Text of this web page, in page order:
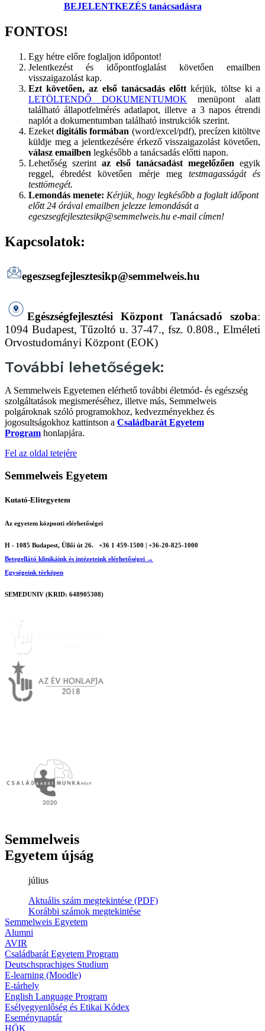
BEJELENTKEZÉS tanácsadásra
FONTOS!
Egy hétre előre foglaljon időpontot!
Jelentkezést és időpontfoglalást követően emailben
visszaigazolást kap.
Ezt követően, az első tanácsadás előttkérjük, töltse ki a
LETÖLTENDŐ DOKUMENTUMOK menüpont alatt
található állapotfelmérés adatlapot, illetve a 3 napos étrendi
naplót a dokumentumban található instrukciók szerint.
Ezeketdigitális formában (word/excel/pdf), precízen kitöltve
küldje meg a jelentkezésére érkező visszaigazolást követően,
válasz emailben legkésőbb a tanácsadás előtti napon.
Lehetőség szerint az első tanácsadást megelőzően egyik
reggel, ébredést követően mérje meg testmagasságát és
testtömegét.
Lemondás menete: Kérjük, hogy legkésőbb a foglalt időpont
előtt 24 órával emailben jelezze lemondását a
egeszsegfejlesztesikp@semmelweis.hu e-mail címen!
Kapcsolatok:
egeszsegfejlesztesikp@semmelweis.hu
Egészségfejlesztési Központ Tanácsadó szoba:
1094 Budapest, Tűzoltó u. 37-47., fsz. 0.808., Elméleti
Orvostudományi Központ (EOK)
További lehetőségek:
A Semmelweis Egyetemen elérhető további életmód- és egészség
szolgáltatások megismeréséhez, illetve más, Semmelweis
polgároknak szóló programokhoz, kedvezményekhez és
jogosultságokhoz kattintson a Családbarát Egyetem
Program honlapjára.
Fel az oldal tetejére
Semmelweis Egyetem
Kutató-Elitegyetem
Az egyetem központi elérhetőségei
H - 1085 Budapest, Üllői út 26.
+36 1 459-1500 | +36-20-825-1000
Betegellátó klinikáink és intézeteink elérhetőségei →
Egységeink térképen
SEMEDUNIV (KRID: 648905308)
Semmelweis
Egyetem újság
július
Aktuális szám megtekintése (PDF)
Korábbi számok megtekintése
Semmelweis Egyetem
Alumni
AVIR
Családbarát Egyetem Program
Deutschsprachiges Studium
E-learning (Moodle)
E-tárhely
English Language Program
Esélyegyenlőség és Etikai Kódex
Eseménynaptár
HÖK